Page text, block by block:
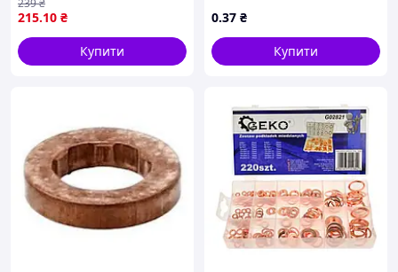
215.10 ₴
239₴
Купити
0.37 ₴
Купити